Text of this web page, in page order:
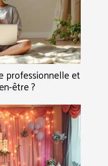
professionnelle et
être ?